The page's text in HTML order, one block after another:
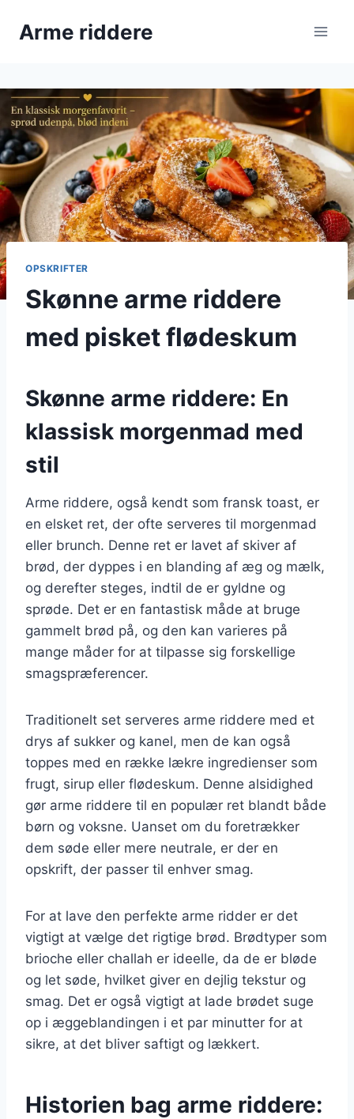
Arme riddere
OPSKRIFTER
Skønne arme riddere
med pisket flødeskum
Skønne arme riddere: En
klassisk morgenmad med
stil
Arme riddere, også kendt som fransk toast, er
en elsket ret, der ofte serveres til morgenmad
eller brunch. Denne ret er lavet af skiver af
brød, der dyppes i en blanding af æg og mælk,
og derefter steges, indtil de er gyldne og
sprøde. Det er en fantastisk måde at bruge
gammelt brød på, og den kan varieres på
mange måder for at tilpasse sig forskellige
smagspræferencer.
Traditionelt set serveres arme riddere med et
drys af sukker og kanel, men de kan også
toppes med en række lækre ingredienser som
frugt, sirup eller flødeskum. Denne alsidighed
gør arme riddere til en populær ret blandt både
børn og voksne. Uanset om du foretrækker
dem søde eller mere neutrale, er der en
opskrift, der passer til enhver smag.
For at lave den perfekte arme ridder er det
vigtigt at vælge det rigtige brød. Brødtyper som
brioche eller challah er ideelle, da de er bløde
og let søde, hvilket giver en dejlig tekstur og
smag. Det er også vigtigt at lade brødet suge
op i æggeblandingen i et par minutter for at
sikre, at det bliver saftigt og lækkert.
Historien bag arme riddere: